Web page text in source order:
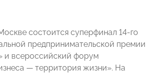
состоится суперфинал 14-го
предпринимательской премии
и всероссийский форум
— территория жизни». На